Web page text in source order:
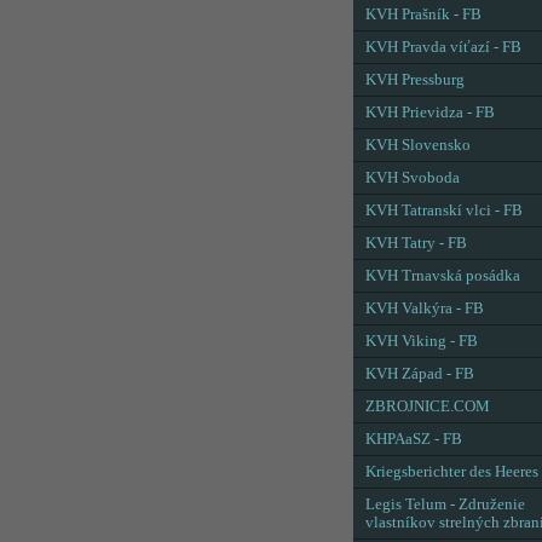
KVH Prašník - FB
KVH Pravda víťazí - FB
KVH Pressburg
KVH Prievidza - FB
KVH Slovensko
KVH Svoboda
KVH Tatranskí vlci - FB
KVH Tatry - FB
KVH Trnavská posádka
KVH Valkýra - FB
KVH Viking - FB
KVH Západ - FB
ZBROJNICE.COM
KHPAaSZ - FB
Kriegsberichter des Heeres
Legis Telum - Združenie
vlastníkov strelných